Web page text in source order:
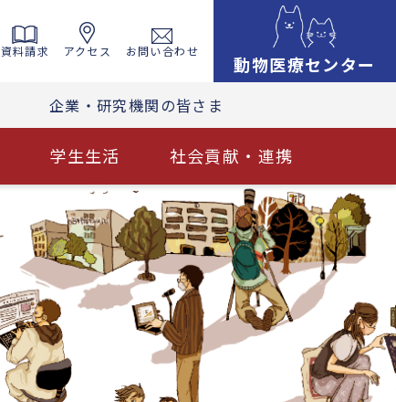
資料請求 アクセス お問い合わせ
動物医療センター
企業・研究機関の皆さま
学生生活 社会貢献・連携